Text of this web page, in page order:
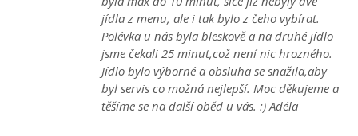
jídla z menu, ale i tak bylo z čeho vybírat.
Polévka u nás byla bleskově a na druhé jídlo
jsme čekali 25 minut,což není nic hrozného.
Jídlo bylo výborné a obsluha se snažila,aby
byl servis co možná nejlepší. Moc děkujeme a
těšíme se na další oběd u vás. :) Adéla